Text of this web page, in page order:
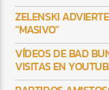
ZELENSKI
“MASIVO”
VÍDEOS DE BAD
VISITAS EN